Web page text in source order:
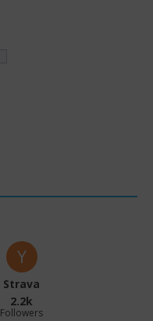
Strava
2.2k
Followers